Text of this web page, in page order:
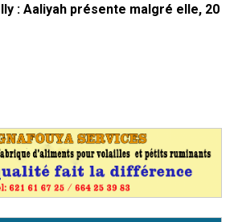
: Aaliyah présente malgré elle, 20